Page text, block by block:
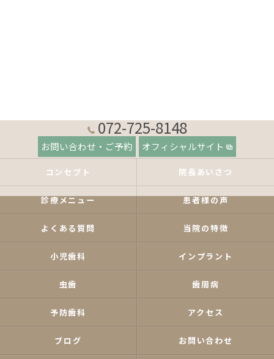
072-725-8148
お問い合わせ・ご予約 オフィシャルサイト
コンセプト 院長あいさつ
診療メニュー 患者様の声
よくある質問 当院の特徴
小児歯科 インプラント
虫歯 歯周病
予防歯科 アクセス
ブログ お問い合わせ